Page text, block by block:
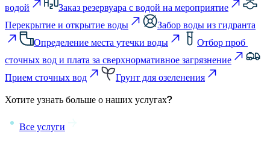
водой
Заказ резервуара с водой на мероприятие
Перекрытие и открытие воды
Забор воды из гидранта
Определение места утечки воды
Отбор проб
сточных вод и плата за сверхнормативное загрязнение
Прием сточных вод
Грунт для озеленения
Хотите узнать больше о наших услугах?
Все услуги